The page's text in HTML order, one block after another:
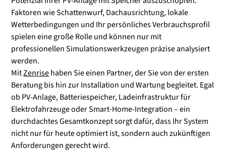
Faktoren wie Schattenwurf, Dachausrichtung, lokale
Wetterbedingungen und Ihr persönliches Verbrauchsprofil
spielen eine große Rolle und können nur mit
professionellen Simulationswerkzeugen präzise analysiert
werden.
MitZenrisehaben Sie einen Partner, der Sie von der ersten
Beratung bis hin zur Installation und Wartung begleitet. Egal
ob PV-Anlage, Batteriespeicher, Ladeinfrastruktur für
Elektrofahrzeuge oder Smart-Home-Integration – ein
durchdachtes Gesamtkonzept sorgt dafür, dass Ihr System
nicht nur für heute optimiert ist, sondern auch zukünftigen
Anforderungen gerecht wird.